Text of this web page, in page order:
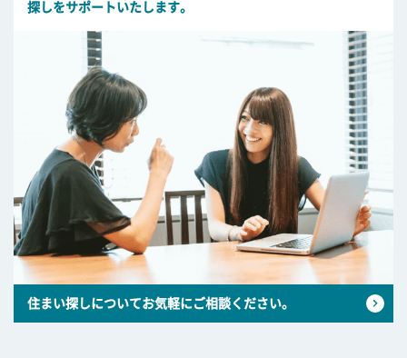
探しをサポートいたします。
住まい探しについてお気軽にご相談ください。